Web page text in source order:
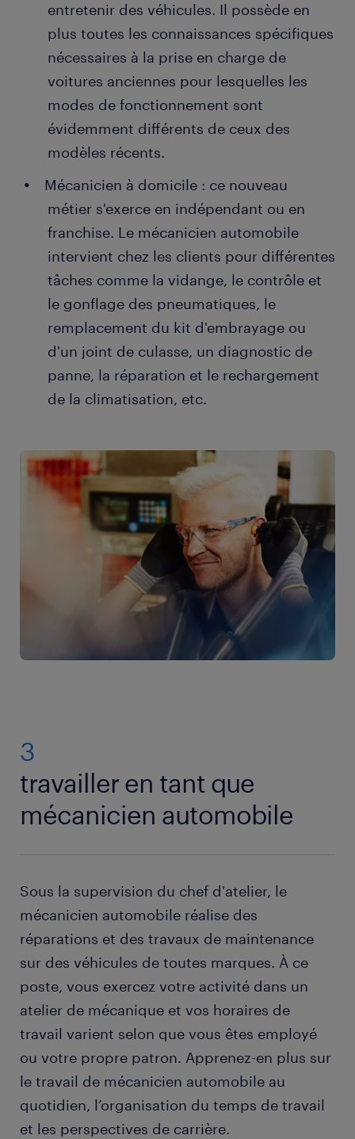
entretenir des véhicules. Il possède en
plus toutes les connaissances spécifiques
nécessaires à la prise en charge de
voitures anciennes pour lesquelles les
modes de fonctionnement sont
évidemment différents de ceux des
modèles récents.
Mécanicien à domicile : ce nouveau
métier s'exerce en indépendant ou en
franchise. Le mécanicien automobile
intervient chez les clients pour différentes
tâches comme la vidange, le contrôle et
le gonflage des pneumatiques, le
remplacement du kit d'embrayage ou
d'un joint de culasse, un diagnostic de
panne, la réparation et le rechargement
de la climatisation, etc.
3
travailler en tant que
mécanicien automobile
Sous la supervision du chef d'atelier, le
mécanicien automobile réalise des
réparations et des travaux de maintenance
sur des véhicules de toutes marques. À ce
poste, vous exercez votre activité dans un
atelier de mécanique et vos horaires de
travail varient selon que vous êtes employé
ou votre propre patron. Apprenez-en plus sur
le travail de mécanicien automobile au
quotidien, l’organisation du temps de travail
et les perspectives de carrière.